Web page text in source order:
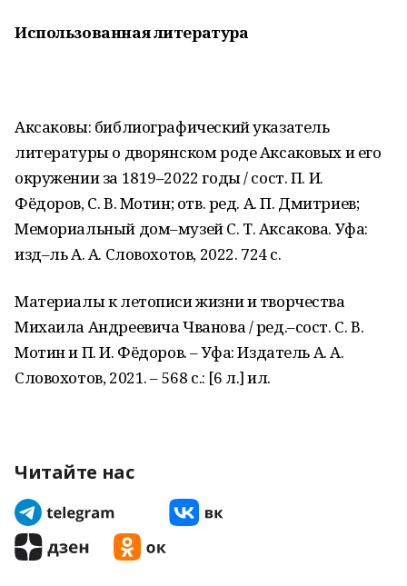
Использованная литература
Аксаковы: библиографический указатель
литературы о дворянском роде Аксаковых и его
окружении за 1819–2022 годы / сост. П. И.
Фёдоров, С. В. Мотин; отв. ред. А. П. Дмитриев;
Мемориальный дом–музей С. Т. Аксакова. Уфа:
изд–ль А. А. Словохотов, 2022. 724 с.
Материалы к летописи жизни и творчества
Михаила Андреевича Чванова / ред.–сост. С. В.
Мотин и П. И. Фёдоров. – Уфа: Издатель А. А.
Словохотов, 2021. – 568 с.: [6 л.] ил.
Читайте нас